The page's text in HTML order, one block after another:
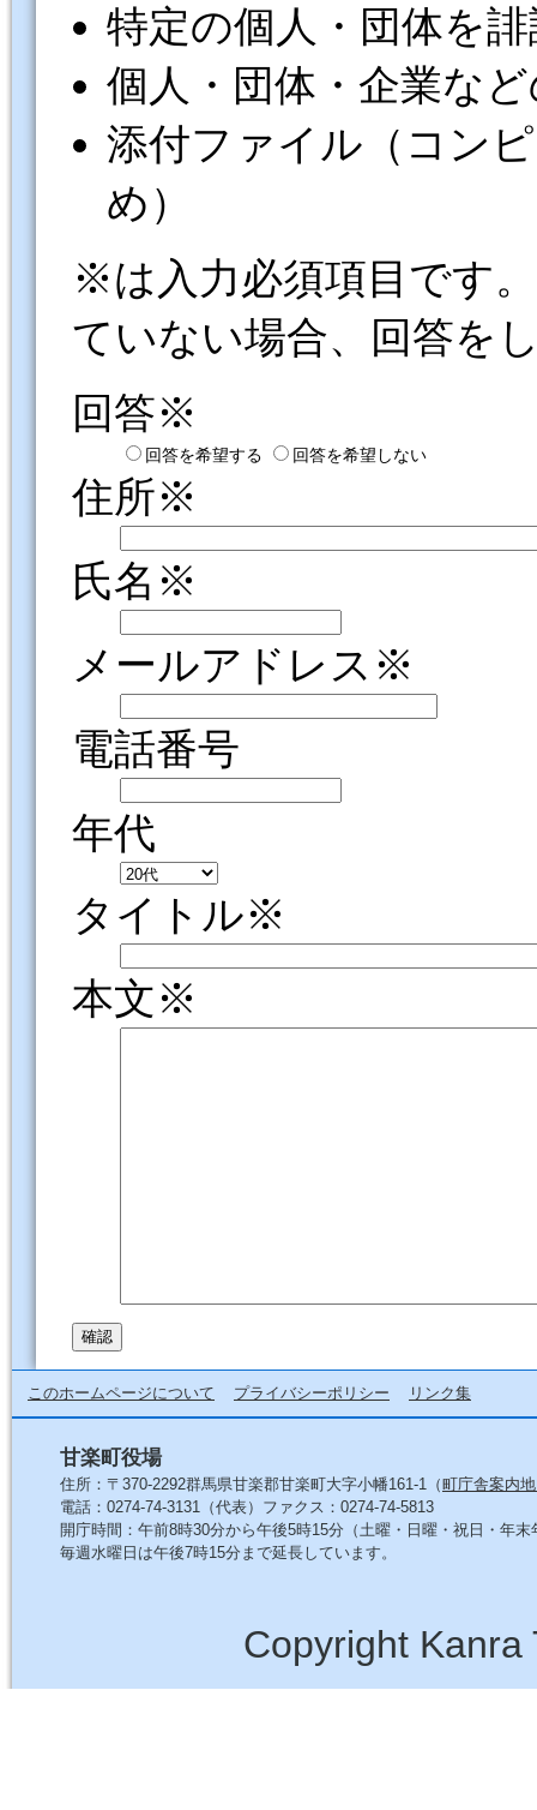
特定の個人・団体を
個人・団体・企業な
添付ファイル（コン
め）
※は入力必須項目です
ていない場合、回答を
回答※
回答を希望する 回答を希望しない
住所※
氏名※
メールアドレス※
電話番号
年代
タイトル※
本文※
このホームページについて プライバシーポリシー リンク集
甘楽町役場
住所：〒370-2292群馬県甘楽郡甘楽町大字小幡161-1（町庁舎案内
電話：0274-74-3131（代表）ファクス：0274-74-5813
開庁時間：午前8時30分から午後5時15分（土曜・日曜・祝日・年末
毎週水曜日は午後7時15分まで延長しています。
Copyright Kanra